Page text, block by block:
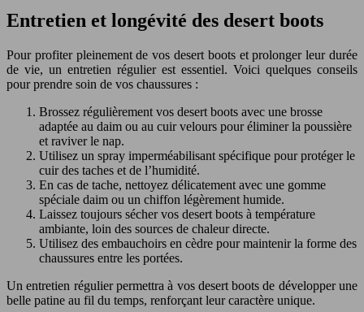
Entretien et longévité des desert boots
Pour profiter pleinement de vos desert boots et prolonger leur durée
de vie, un entretien régulier est essentiel. Voici quelques conseils
pour prendre soin de vos chaussures :
Brossez régulièrement vos desert boots avec une brosse
adaptée au daim ou au cuir velours pour éliminer la poussière
et raviver le nap.
Utilisez un spray imperméabilisant spécifique pour protéger le
cuir des taches et de l’humidité.
En cas de tache, nettoyez délicatement avec une gomme
spéciale daim ou un chiffon légèrement humide.
Laissez toujours sécher vos desert boots à température
ambiante, loin des sources de chaleur directe.
Utilisez des embauchoirs en cèdre pour maintenir la forme des
chaussures entre les portées.
Un entretien régulier permettra à vos desert boots de développer une
belle patine au fil du temps, renforçant leur caractère unique.